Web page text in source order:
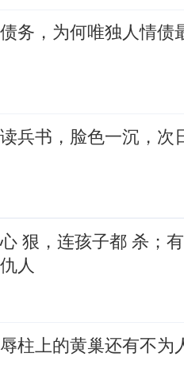
务，为何唯独人情债
兵书，脸色一沉，次
狠，连孩子都 杀；
人
柱上的黄巢还有不为